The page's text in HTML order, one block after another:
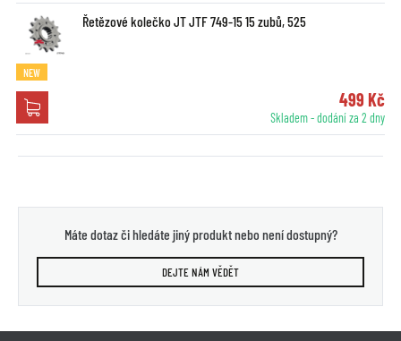
Řetězové kolečko JT JTF 749-15 15 zubů, 525
NEW
499 Kč
Skladem - dodání za 2 dny
Máte dotaz či hledáte jiný produkt nebo není dostupný?
DEJTE NÁM VĚDĚT